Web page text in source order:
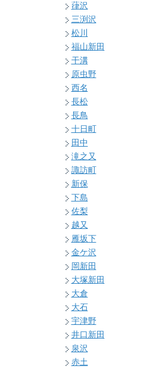
葎沢
三渕沢
松川
福山新田
干溝
原虫野
西名
長松
長鳥
十日町
田中
滝之又
諏訪町
新保
下島
佐梨
越又
雁坂下
金ケ沢
岡新田
大塚新田
大倉
大石
宇津野
井口新田
泉沢
赤土